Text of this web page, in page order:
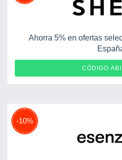
Ahorra 5% en ofertas
CÓDIGO
-10%